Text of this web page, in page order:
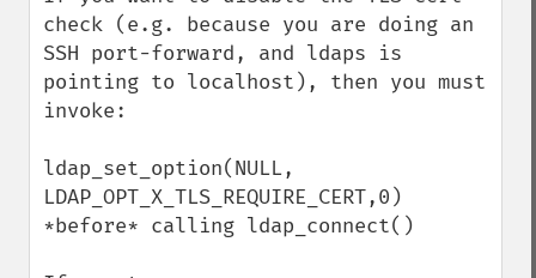
check (e.g. because you are doing an
SSH port-forward, and ldaps is
pointing to localhost), then you must
invoke:
ldap_set_option(NULL,
LDAP_OPT_X_TLS_REQUIRE_CERT,0)
*before* calling ldap_connect()